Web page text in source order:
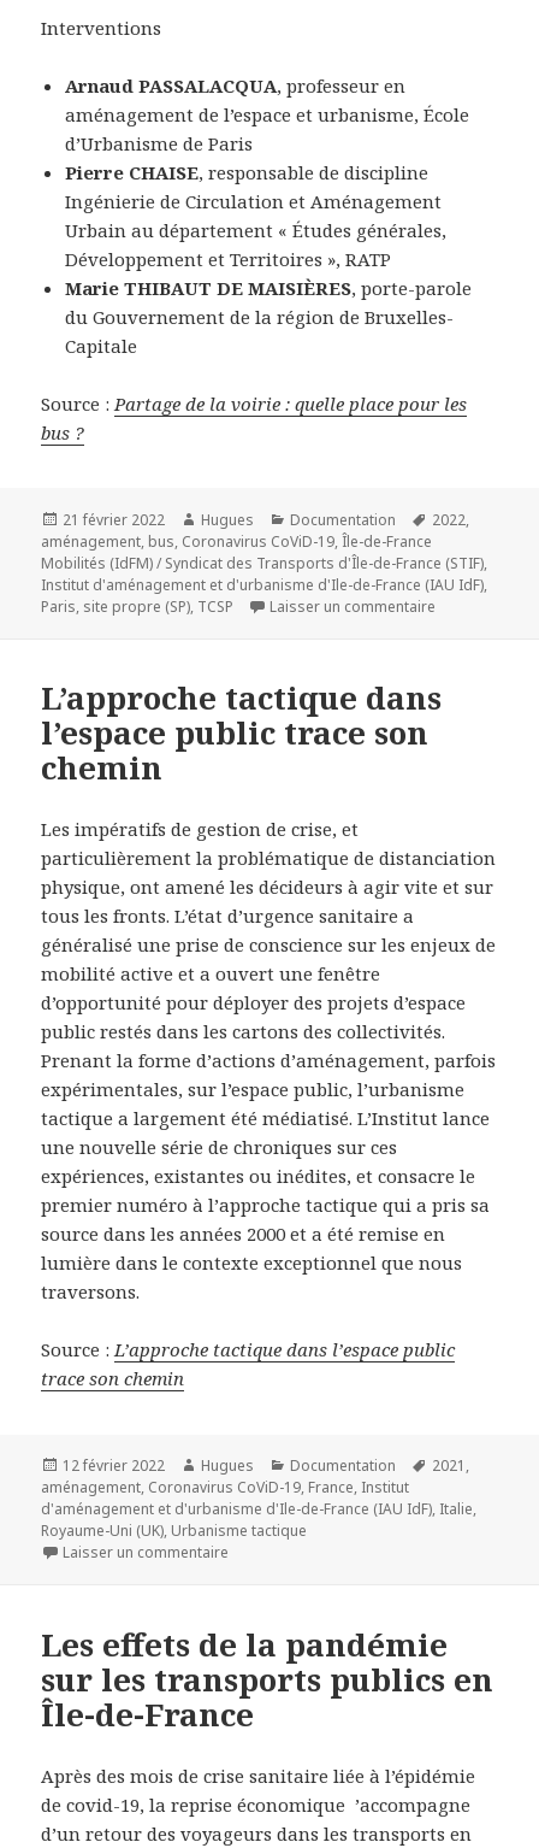
Interventions
Arnaud PASSALACQUA, professeur en
aménagement de l’espace et urbanisme, École
d’Urbanisme de Paris
Pierre CHAISE, responsable de discipline
Ingénierie de Circulation et Aménagement
Urbain au département « Études générales,
Développement et Territoires », RATP
Marie THIBAUT DE MAISIÈRES, porte-parole
du Gouvernement de la région de Bruxelles-
Capitale
Source : Partage de la voirie : quelle place pour les
bus ?
Publié
le
21 février 2022 Auteur
Hugues Catégories
Documentation
Mots-
2022,
aménagement, bus, Coronavirus CoViD-19,Île-de-France
Mobilités (IdFM) / Syndicat des Transports d'Île-de-France (STIF),
Institut d'aménagement et d'urbanisme d'Ile-de-France (IAU IdF),
Paris, site propre (SP), TCSP Laisser un commentaire
L’approche tactique dans
l’espace public trace son
chemin
Les impératifs de gestion de crise, et
particulièrement la problématique de distanciation
physique, ont amené les décideurs à agir vite et sur
tous les fronts. L’état d’urgence sanitaire a
généralisé une prise de conscience sur les enjeux de
mobilité active et a ouvert une fenêtre
d’opportunité pour déployer des projets d’espace
public restés dans les cartons des collectivités.
Prenant la forme d’actions d’aménagement, parfois
expérimentales, sur l’espace public, l’urbanisme
tactique a largement été médiatisé. L’Institut lance
une nouvelle série de chroniques sur ces
expériences, existantes ou inédites, et consacre le
premier numéro à l’approche tactique qui a pris sa
source dans les années 2000 et a été remise en
lumière dans le contexte exceptionnel que nous
traversons.
Source :L’approche tactique dans l’espace public
trace son chemin
Publié
le
12 février 2022 Auteur
Hugues Catégories
Documentation
Mots-
2021 ,
aménagement, Coronavirus CoViD-19, France, Institut
d'aménagement et d'urbanisme d'Ile-de-France (IAU IdF), Italie,
Royaume-Uni (UK), Urbanisme tactique
Laisser un commentaire
Les effets de la pandémie
sur les transports publics en
Île-de-France
Après des mois de crise sanitaire liée à l’épidémie
de covid-19, la reprise économique ’accompagne
d’un retour des voyageurs dans les transports en